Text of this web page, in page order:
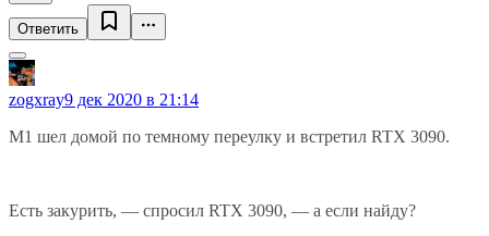
Ответить
zogxray9 дек 2020 в 21:14
M1 шел домой по темному переулку и встретил RTX 3090.
Есть закурить, — спросил RTX 3090, — а если найду?